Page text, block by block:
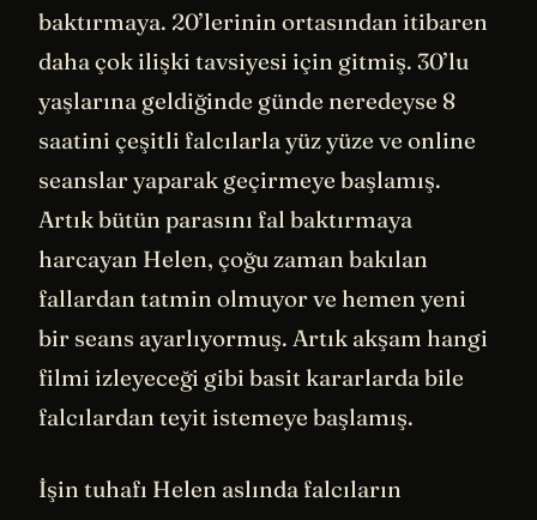
baktırmaya. 20’lerinin ortasından itibaren
daha çok ilişki tavsiyesi için gitmiş. 30’lu
yaşlarına geldiğinde günde neredeyse 8
saatini çeşitli falcılarla yüz yüze ve online
seanslar yaparak geçirmeye başlamış.
Artık bütün parasını fal baktırmaya
harcayan Helen, çoğu zaman bakılan
fallardan tatmin olmuyor ve hemen yeni
bir seans ayarlıyormuş. Artık akşam hangi
filmi izleyeceği gibi basit kararlarda bile
falcılardan teyit istemeye başlamış.
İşin tuhafı Helen aslında falcıların